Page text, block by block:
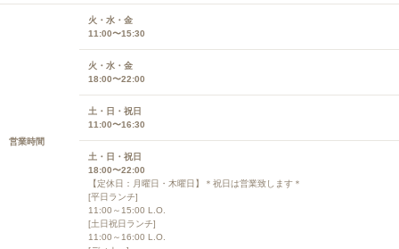
営業時間
火・水・金
11:00〜15:30
火・水・金
18:00〜22:00
土・日・祝日
11:00〜16:30
土・日・祝日
18:00〜22:00
【定休日：月曜日・木曜日】＊祝日は営業致します＊
[平日ランチ]
11:00～15:00 L.O.
[土日祝日ランチ]
11:00～16:00 L.O.